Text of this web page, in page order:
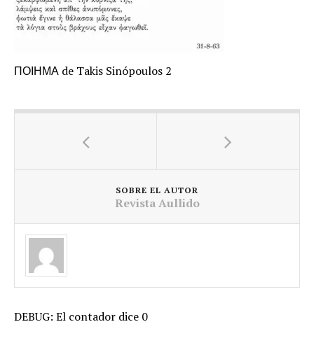
ΠΟΙΗΜΑ de Takis Sinópoulos 2
SOBRE EL AUTOR
Revista Aullido
DEBUG: El contador dice 0